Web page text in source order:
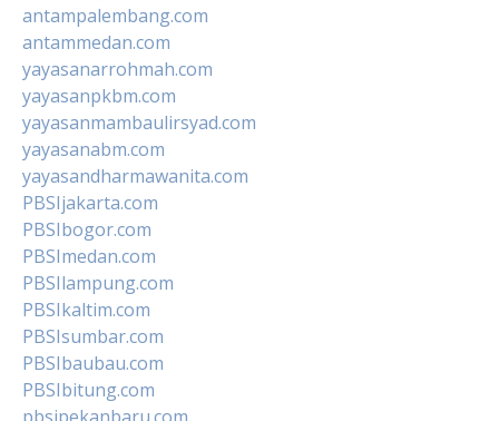
antampalembang.com
antammedan.com
yayasanarrohmah.com
yayasanpkbm.com
yayasanmambaulirsyad.com
yayasanabm.com
yayasandharmawanita.com
PBSIjakarta.com
PBSIbogor.com
PBSImedan.com
PBSIlampung.com
PBSIkaltim.com
PBSIsumbar.com
PBSIbaubau.com
PBSIbitung.com
pbsipekanbaru.com